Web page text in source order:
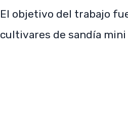
El objetivo del trabajo
cultivares de sandía